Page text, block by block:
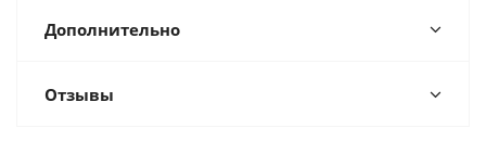
Дополнительно
Отзывы